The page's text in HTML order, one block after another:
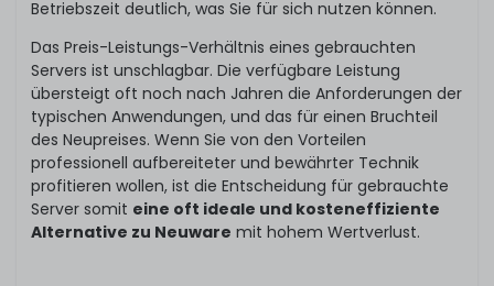
Betriebszeit deutlich, was Sie für sich nutzen können.
Das Preis-Leistungs-Verhältnis eines gebrauchten
Servers ist unschlagbar. Die verfügbare Leistung
übersteigt oft noch nach Jahren die Anforderungen der
typischen Anwendungen, und das für einen Bruchteil
des Neupreises. Wenn Sie von den Vorteilen
professionell aufbereiteter und bewährter Technik
profitieren wollen, ist die Entscheidung für gebrauchte
Server somit eine oft ideale und kosteneffiziente
Alternative zu Neuware mit hohem Wertverlust.